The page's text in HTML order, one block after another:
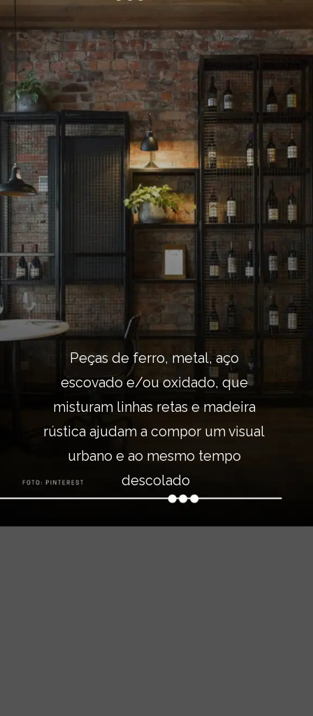
Peças de ferro, metal, aço
escovado e/ou oxidado, que
misturam linhas retas e madeira
rústica ajudam a compor um visual
urbano e ao mesmo tempo
descolado